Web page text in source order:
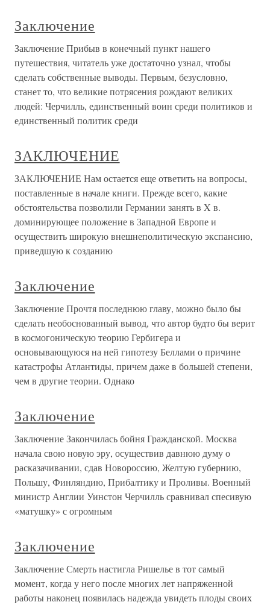
Заключение
Заключение Прибыв в конечный пункт нашего
путешествия, читатель уже достаточно узнал, чтобы
сделать собственные выводы. Первым, безусловно,
станет то, что великие потрясения рождают великих
людей: Черчилль, единственный воин среди политиков и
единственный политик среди
ЗАКЛЮЧЕНИЕ
ЗАКЛЮЧЕНИЕ Нам остается еще ответить на вопросы,
поставленные в начале книги. Прежде всего, какие
обстоятельства позволили Германии занять в X в.
доминирующее положение в Западной Европе и
осуществить широкую внешнеполитическую экспансию,
приведшую к созданию
Заключение
Заключение Прочтя последнюю главу, можно было бы
сделать необоснованный вывод, что автор будто бы верит
в космогоническую теорию Гербигера и
основывающуюся на ней гипотезу Беллами о причине
катастрофы Атлантиды, причем даже в большей степени,
чем в другие теории. Однако
Заключение
Заключение Закончилась бойня Гражданской. Москва
начала свою новую эру, осуществив давнюю думу о
расказачивании, сдав Новороссию, Желтую губернию,
Польшу, Финляндию, Прибалтику и Проливы. Военный
министр Англии Уинстон Черчилль сравнивал спесивую
«матушку» с огромным
Заключение
Заключение Смерть настигла Ришелье в тот самый
момент, когда у него после многих лет напряженной
работы наконец появилась надежда увидеть плоды своих